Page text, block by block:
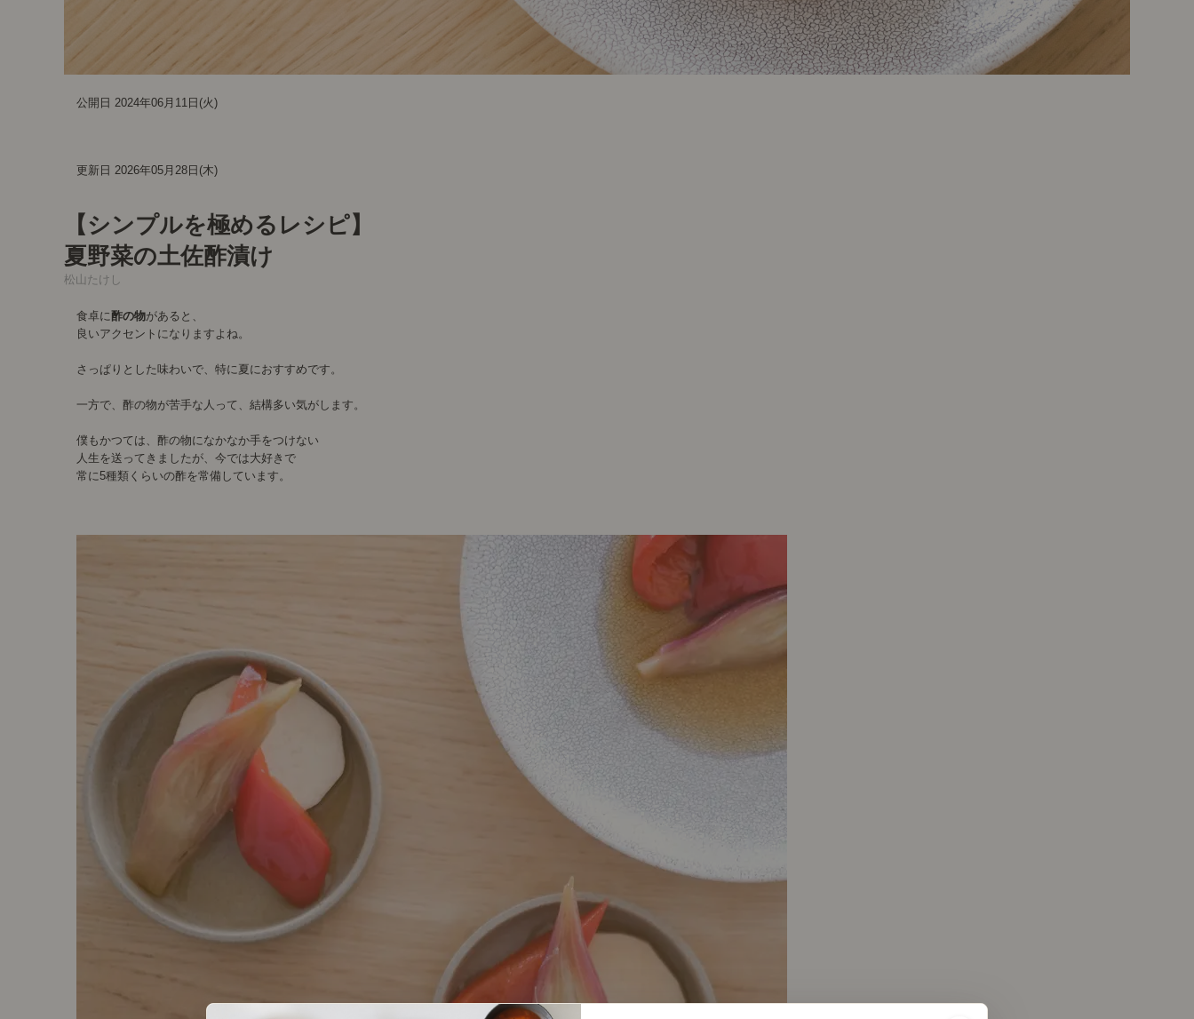
公開日 2024年06月11日(火)
更新日 2026年05月28日(木)
【シンプルを極めるレシピ】
夏野菜の土佐酢漬け
松山たけし
食卓に酢の物があると、
良いアクセントになりますよね。
さっぱりとした味わいで、特に夏におすすめです。
一方で、酢の物が苦手な人って、結構多い気がします。
僕もかつては、酢の物になかなか手をつけない
人生を送ってきましたが、今では大好きで
常に5種類くらいの酢を常備しています。